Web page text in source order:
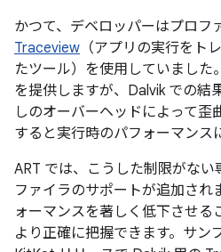
かつて、デベロッパーはプロフ
Traceview （アプリの実行をト
たツール）を使用していました
を提供しますが、Dalvik での結
しのオーバーヘッドによって歪
すると実行時のパフォーマンス
ART では、こうした制限がな
ファイラのサポートが追加され
ォーマンスを著しく低下させる
より正確に把握できます。サン